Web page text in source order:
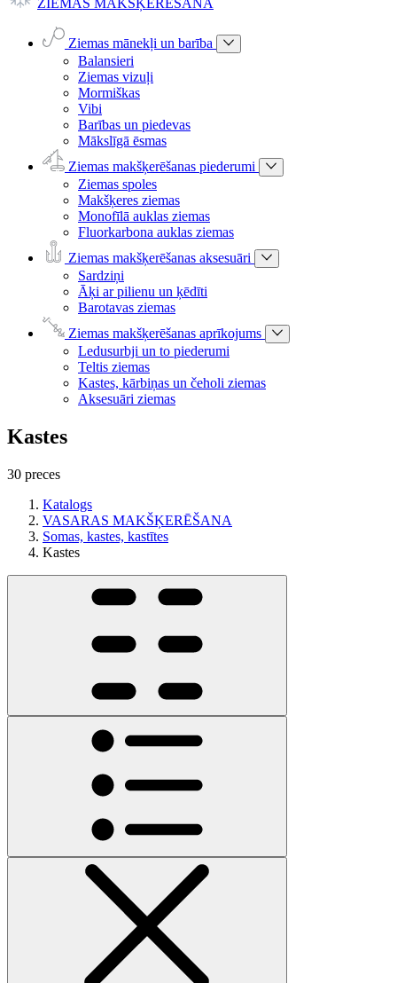
ZIEMAS MAKŠĶERĒŠANA
Ziemas mānekļi un barība
Balansieri
Ziemas vizuļi
Mormiškas
Vibi
Barības un piedevas
Mākslīgā ēsmas
Ziemas makšķerēšanas piederumi
Ziemas spoles
Makšķeres ziemas
Monofīlā auklas ziemas
Fluorkarbona auklas ziemas
Ziemas makšķerēšanas aksesuāri
Sardziņi
Āķi ar pilienu un ķēdīti
Barotavas ziemas
Ziemas makšķerēšanas aprīkojums
Ledusurbji un to piederumi
Teltis ziemas
Kastes, kārbiņas un čeholi ziemas
Aksesuāri ziemas
Kastes
30 preces
Katalogs
VASARAS MAKŠĶERĒŠANA
Somas, kastes, kastītes
Kastes